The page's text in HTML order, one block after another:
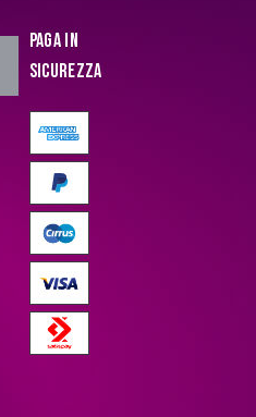
Paga in
sicurezza